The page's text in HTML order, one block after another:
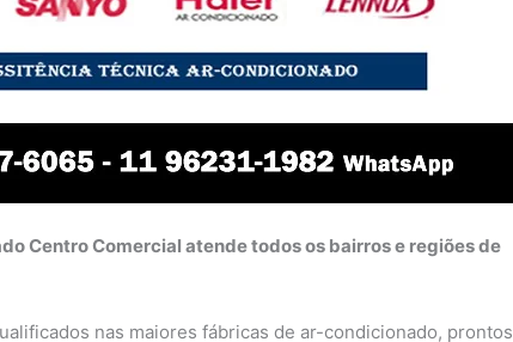
Centro Comercial atende todos os bairros e regiões de
nas maiores fábricas de ar-condicionado, prontos